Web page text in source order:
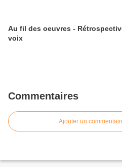
Au fil des oeuvres -
voix
Commentaires
Ajouter un